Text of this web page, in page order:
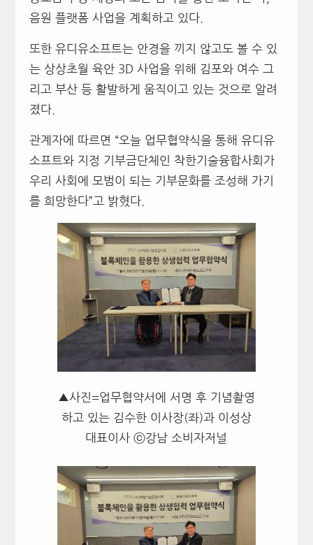
음원 플랫폼 사업을 계획하고 있다.
또한 유디유소프트는 안경을 끼지 않고도 볼 수 있
는 상상초월 육안 3D 사업을 위해 김포와 여수 그
리고 부산 등 활발하게 움직이고 있는 것으로 알려
졌다.
관계자에 따르면 “오늘 업무협약식을 통해 유디유
소프트와 지정 기부금단체인 착한기술융합사회가
우리 사회에 모범이 되는 기부문화를 조성해 가기
를 희망한다”고 밝혔다.
▲사진=업무협약서에 서명 후 기념촬영
하고 있는 김수한 이사장(좌)과 이성상
대표이사 ⓒ강남 소비자저널